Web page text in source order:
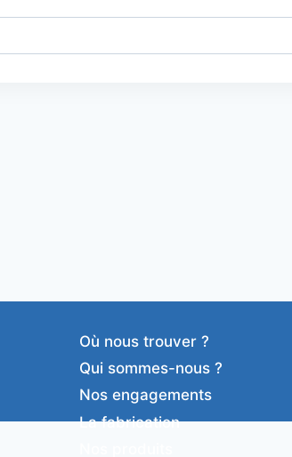
Où nous trouver ?
Qui sommes-nous ?
Nos engagements
La fabrication